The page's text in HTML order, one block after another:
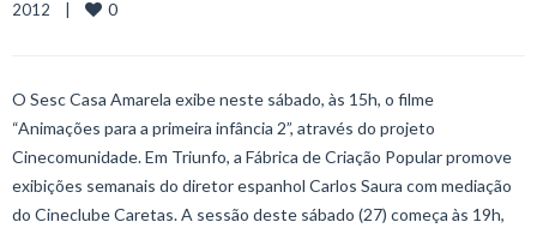
2012    |
0
O Sesc Casa Amarela exibe neste sábado, às 15h, o filme
“Animações para a primeira infância 2”, através do projeto
Cinecomunidade. Em Triunfo, a Fábrica de Criação Popular promove
exibições semanais do diretor espanhol Carlos Saura com mediação
do Cineclube Caretas. A sessão deste sábado (27) começa às 19h,